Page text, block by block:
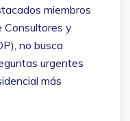
miembros
Consultores y
no busca
urgentes
más